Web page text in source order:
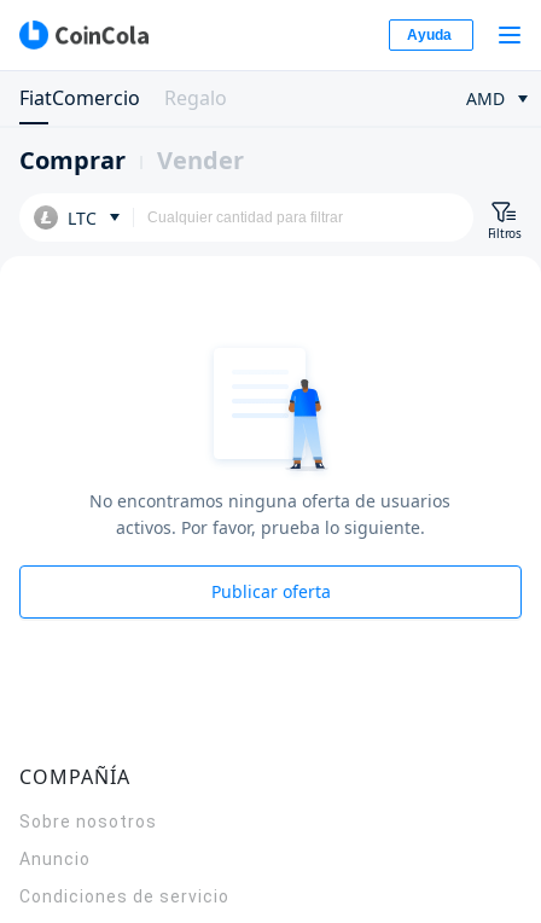
Ayuda
FiatComercio Regalo AMD
Comprar Vender
LTC
Filtros
No encontramos ninguna oferta de usuarios
activos. Por favor, prueba lo siguiente.
Publicar oferta
COMPAÑÍA
Sobre nosotros
Anuncio
Condiciones de servicio